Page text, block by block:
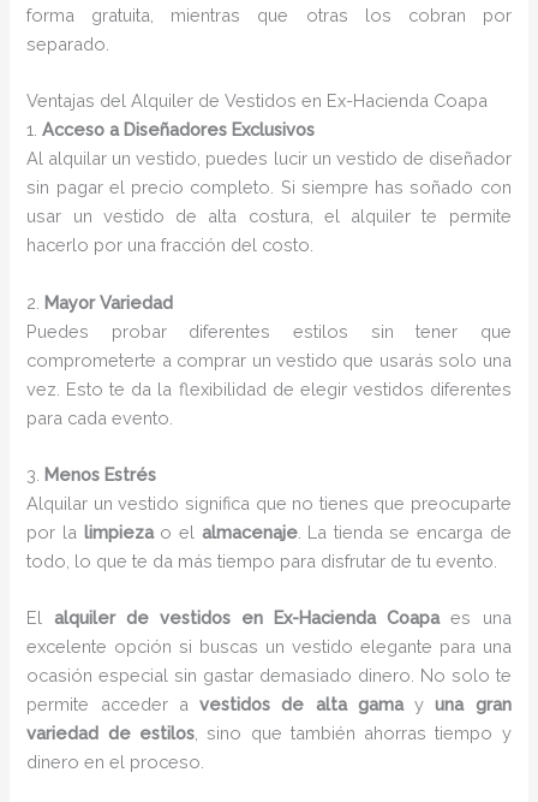
forma gratuita, mientras que otras los cobran por
separado.
Ventajas del Alquiler de Vestidos en Ex-Hacienda Coapa
1.Acceso a Diseñadores Exclusivos
Al alquilar un vestido, puedes lucir un vestido de diseñador
sin pagar el precio completo. Si siempre has soñado con
usar un vestido de alta costura, el alquiler te permite
hacerlo por una fracción del costo.
2. Mayor Variedad
Puedes probar diferentes estilos sin tener que
comprometerte a comprar un vestido que usarás solo una
vez. Esto te da la flexibilidad de elegir vestidos diferentes
para cada evento.
3. Menos Estrés
Alquilar un vestido significa que no tienes que preocuparte
por la limpiezao el almacenaje. La tienda se encarga de
todo, lo que te da más tiempo para disfrutar de tu evento.
El alquiler de vestidos en Ex-Hacienda Coapaes una
excelente opción si buscas un vestido elegante para una
ocasión especial sin gastar demasiado dinero. No solo te
permite acceder avestidos de alta gamayuna gran
variedad de estilos, sino que también ahorras tiempo y
dinero en el proceso.